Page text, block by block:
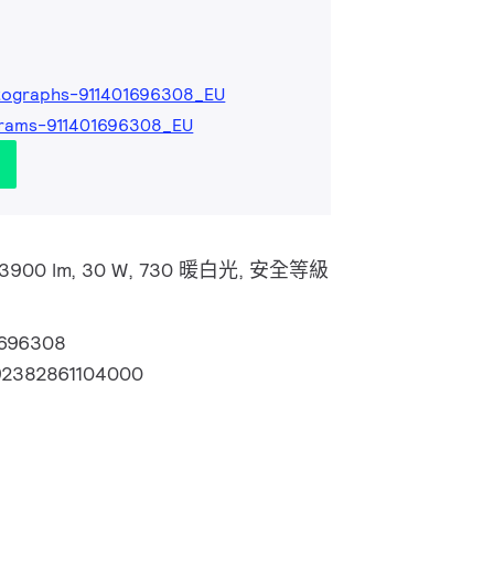
911401696308_EU
911401696308_EU
lm, 30 W, 730 暖白光, 安全等級